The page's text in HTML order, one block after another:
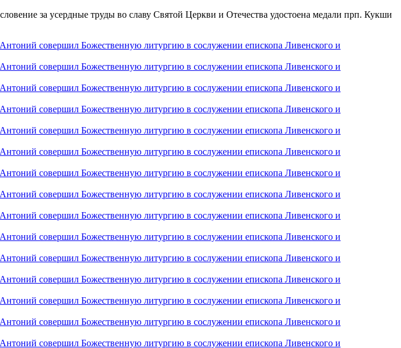
за усердные труды во славу Святой Церкви и Отечества удостоена медали прп. Кукши